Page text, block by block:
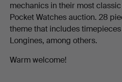
mechanics in their most
Pocket Watches auction. 28
theme that includes
Longines, among others.
Warm welcome!